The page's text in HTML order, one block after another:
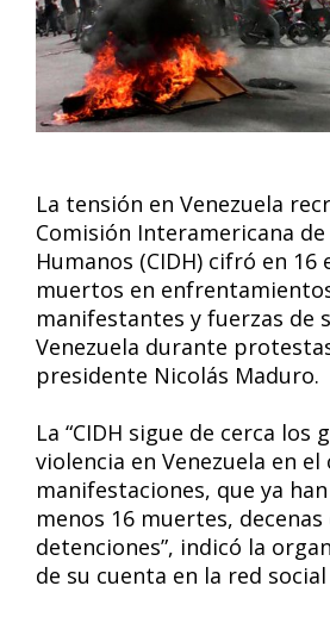
La tensión en Venezuela
Comisión Interamericana de
Humanos (CIDH) cifró en 16
muertos en
manifestantes y fuerzas de
Venezuela durante
presidente Nicolás Maduro.
La “CIDH sigue de cerca los
violencia en Venezuela en
manifestaciones, que ya
menos 16 muertes,
detenciones”, indicó la
de su cuenta en la red